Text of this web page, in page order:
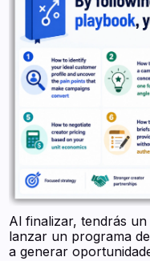
Al finalizar, tendrás
lanzar un programa
a generar